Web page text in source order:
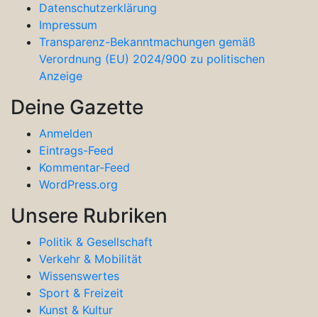
Datenschutzerklärung
Impressum
Transparenz-Bekanntmachungen gemäß
Verordnung (EU) 2024/900 zu politischen
Anzeige
Deine Gazette
Anmelden
Eintrags-Feed
Kommentar-Feed
WordPress.org
Unsere Rubriken
Politik & Gesellschaft
Verkehr & Mobilität
Wissenswertes
Sport & Freizeit
Kunst & Kultur